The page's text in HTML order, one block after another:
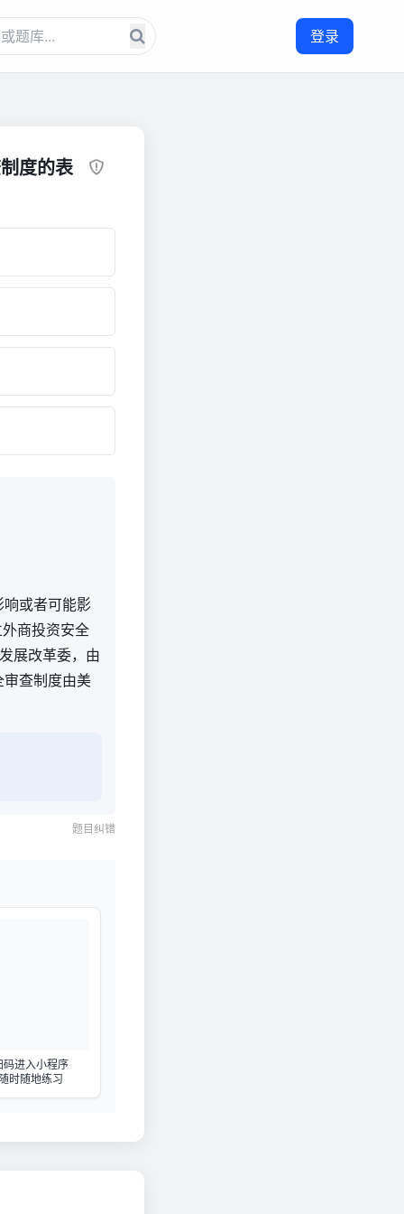
登录
度的表
或者可能影
商投资安全
展改革委，由
查制度由美
题目纠错
码进入小程序
时随地练习